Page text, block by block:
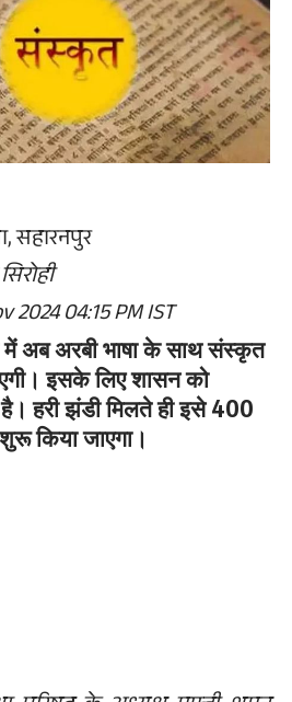
सहारनपुर
2024 04:15 PM IST
में अब अरबी भाषा के साथ संस्कृत
इसके लिए शासन को
हरी झंडी मिलते ही इसे 400
किया जाएगा।